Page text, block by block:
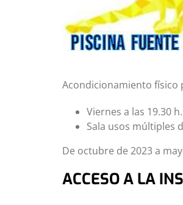
Acondicionamiento físico
Viernes a las 19.30 h.
Sala usos múltiples
De octubre de 2023 a
ACCESO A LA